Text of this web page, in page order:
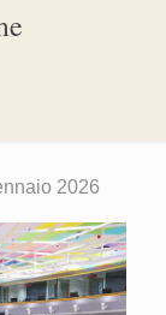
2026